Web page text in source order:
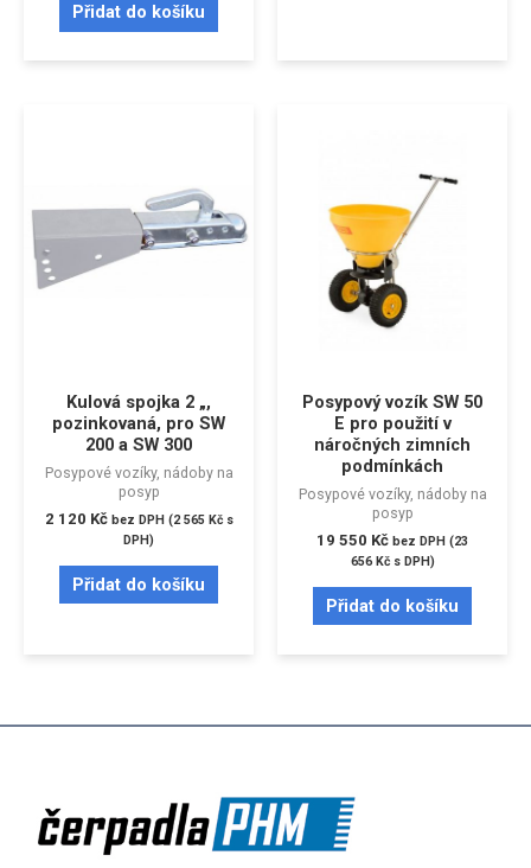
Přidat do košíku
Kulová spojka 2 „,
pozinkovaná, pro SW
200 a SW 300
Posypové vozíky, nádoby na
posyp
2 120 Kč bez DPH (2 565 Kčs
DPH)
Přidat do košíku
Posypový vozík SW 50
E pro použití v
náročných zimních
podmínkách
Posypové vozíky, nádoby na
posyp
19 550 Kč bez DPH (23
656 Kčs DPH)
Přidat do košíku